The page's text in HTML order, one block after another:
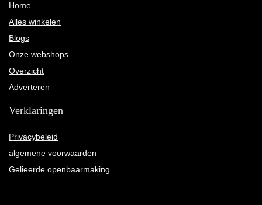
Home
Alles winkelen
Blogs
Onze webshops
Overzicht
Adverteren
Verklaringen
Privacybeleid
algemene voorwaarden
Gelieerde openbaarmaking